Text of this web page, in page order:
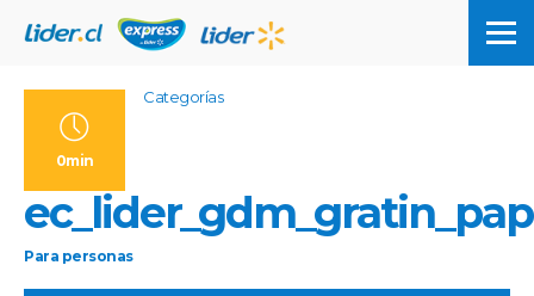
0min
Categorías
Para personas